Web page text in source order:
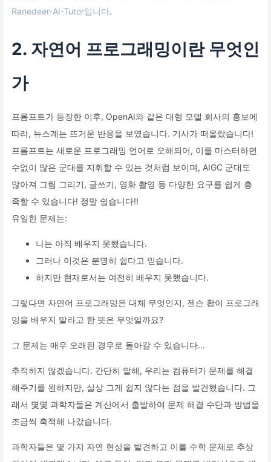
Ranedeer-AI-Tutor입니다.
2. 자연어 프로그래밍이란 무엇인
가
프롬프트가 등장한 이후, OpenAI와 같은 대형 모델 회사의 홍보에
따라, 뉴스계는 뜨거운 반응을 보였습니다. 기사가 떠올랐습니다!
프롬프트는 새로운 프로그래밍 언어로 오해되어, 이를 마스터하면
수없이 많은 군대를 지휘할 수 있는 것처럼 보이며, AIGC 군대도
많아져 그림 그리기, 글쓰기, 영화 촬영 등 다양한 요구를 쉽게 충
족할 수 있습니다! 정말 쉽습니다!!
유일한 문제는:
나는 아직 배우지 못했습니다.
그러나 이것은 분명히 쉽다고 믿습니다.
하지만 현재로서는 여전히 배우지 못했습니다.
그렇다면 자연어 프로그래밍은 대체 무엇인지, 젠슨 황이 프로그래
밍을 배우지 말라고 한 뜻은 무엇일까요?
그 문제는 매우 오래된 경우로 돌아갈 수 있습니다…
추적하지 않겠습니다. 간단히 말해, 우리는 컴퓨터가 문제를 해결
해주기를 원하지만, 실상 그게 쉽지 않다는 점을 발견했습니다. 그
래서 몇몇 과학자들은 계산에서 출발하여 문제 해결 수단과 방법을
조금씩 축적해 나갔습니다.
과학자들은 몇 가지 자연 현상을 발견하고 이를 수학 문제로 추상